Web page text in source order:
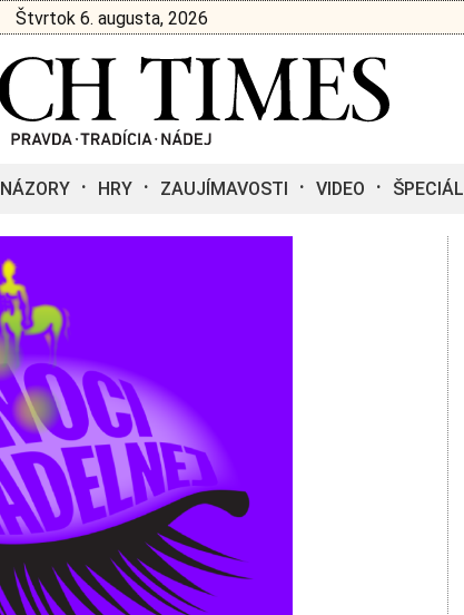
Štvrtok 6. augusta, 2026
NÁZORY HRY ZAUJÍMAVOSTI VIDEO ŠPECIÁL